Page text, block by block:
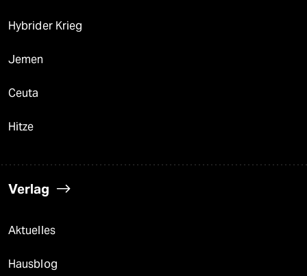
Hybrider Krieg
Jemen
Ceuta
Hitze
Verlag
Aktuelles
Hausblog